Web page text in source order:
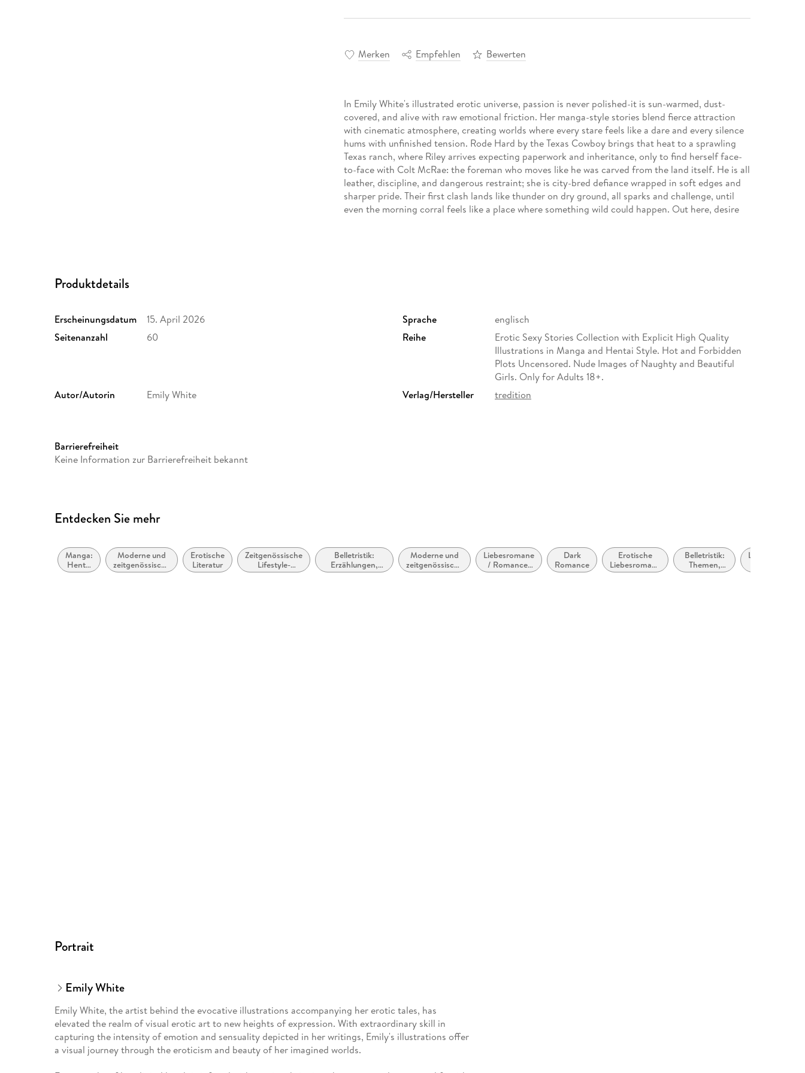
Merken Empfehlen Bewerten
In Emily White's illustrated erotic universe, passion is never polished-it is sun-warmed, dust-
covered, and alive with raw emotional friction. Her manga-style stories blend fierce attraction
with cinematic atmosphere, creating worlds where every stare feels like a dare and every silence
hums with unfinished tension. Rode Hard by the Texas Cowboy brings that heat to a sprawling
Texas ranch, where Riley arrives expecting paperwork and inheritance, only to find herself face-
to-face with Colt McRae: the foreman who moves like he was carved from the land itself. He is all
leather, discipline, and dangerous restraint; she is city-bred defiance wrapped in soft edges and
sharper pride. Their first clash lands like thunder on dry ground, all sparks and challenge, until
even the morning corral feels like a place where something wild could happen. Out here, desire
Produktdetails
Erscheinungsdatum 15. April 2026 Sprache
englisch
Seitenanzahl
60 Reihe
Erotic Sexy Stories Collection with Explicit High Quality
Illustrations in Manga and Hentai Style. Hot and Forbidden
Plots Uncensored. Nude Images of Naughty and Beautiful
Girls. Only for Adults 18+.
Autor/Autorin
Emily White Verlag/Hersteller
tredition
Herstelleradresse
operations@tredition.com
Barrierefreiheit
Keine Information zur Barrierefreiheit bekannt
Entdecken Sie mehr
Manga:
Hentai
Manga
Moderne und
zeitgenössische
Belletristik:
Erotische
Literatur
Zeitgenössische
Lifestyle-
Literatur
Belletristik:
Erzählungen,
Kurzgeschichten,
Moderne und
zeitgenössische
Liebesromane /
Liebesromane
/ Romance:
Romantic
Dark
Romance
Erotische
Liebesromane
/ Romance
Belletristik:
Themen,
Stoffe,
Liebesromane
Portrait
Emily White
Emily White, the artist behind the evocative illustrations accompanying her erotic tales, has
elevated the realm of visual erotic art to new heights of expression. With extraordinary skill in
capturing the intensity of emotion and sensuality depicted in her writings, Emily's illustrations offer
a visual journey through the eroticism and beauty of her imagined worlds.